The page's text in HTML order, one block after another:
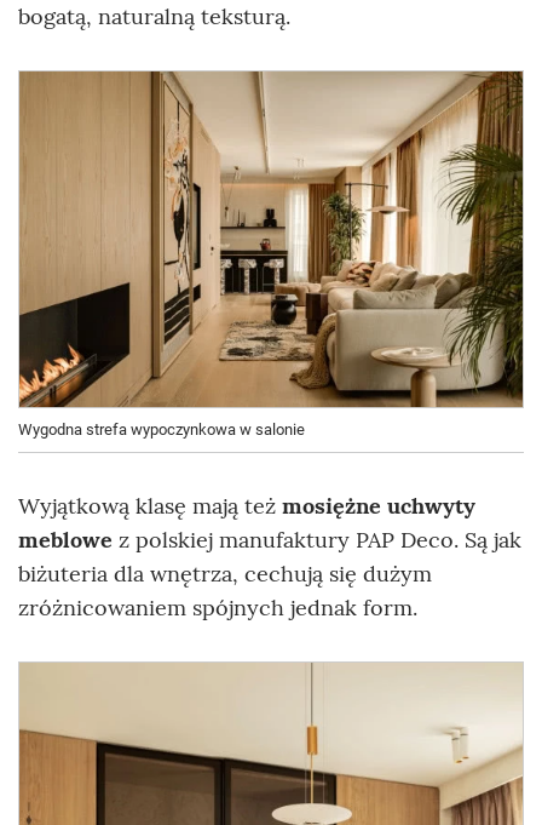
bogatą, naturalną teksturą.
Wygodna strefa wypoczynkowa w salonie
Wyjątkową klasę mają też mosiężne uchwyty
meblowe z polskiej manufaktury PAP Deco. Są jak
biżuteria dla wnętrza, cechują się dużym
zróżnicowaniem spójnych jednak form.